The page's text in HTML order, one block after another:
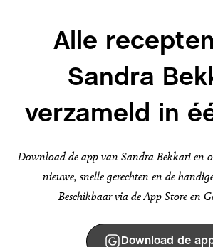
Alle
Sandra
verzameld in
Download de app van Sandra Bekkari en
nieuwe, snelle gerechten en de
Beschikbaar via de App Store en
Download de